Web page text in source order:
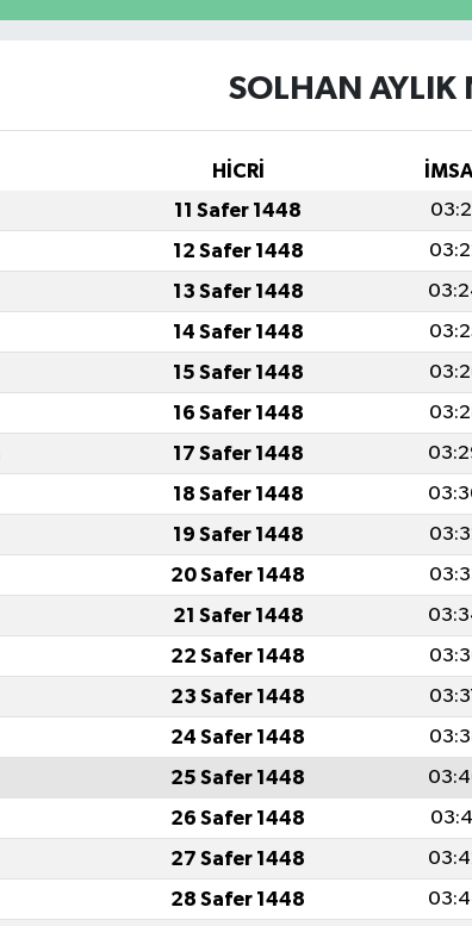
SOLHAN AYLIK
HİCRİ
11 Safer 1448
12 Safer 1448
13 Safer 1448
14 Safer 1448
15 Safer 1448
16 Safer 1448
17 Safer 1448
18 Safer 1448
19 Safer 1448
20 Safer 1448
21 Safer 1448
22 Safer 1448
23 Safer 1448
24 Safer 1448
25 Safer 1448
26 Safer 1448
27 Safer 1448
28 Safer 1448